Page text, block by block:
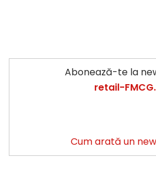
Abonează-te la
retail-
Cum arată un